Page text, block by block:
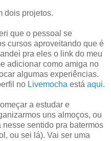
dois projetos.
que o pessoal se
cursos aproveitando que é
pra eles o link do meu
adicionar como amiga no
algumas experiências.
no Livemocha está aqui.
a estudar e
uns almoços, ou
sentido pra batermos
ou sei lá). Vai ser uma